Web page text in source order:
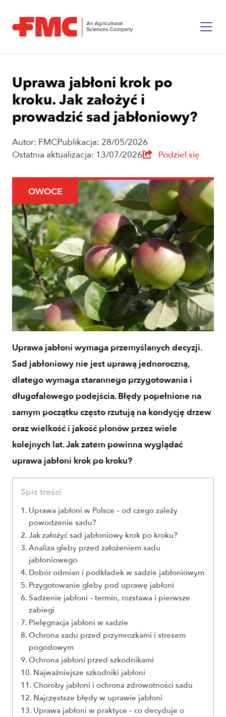
Uprawa jabłoni krok po
kroku. Jak założyć i
prowadzić sad jabłoniowy?
Autor: FMCPublikacja: 28/05/2026
Ostatnia aktualizacja: 13/07/2026
Podziel się
OWOCE
Uprawa jabłoni wymaga przemyślanych decyzji.
Sad jabłoniowy nie jest uprawą jednoroczną,
dlatego wymaga starannego przygotowania i
długofalowego podejścia. Błędy popełnione na
samym początku często rzutują na kondycję drzew
oraz wielkość i jakość plonów przez wiele
kolejnych lat. Jak zatem powinna wyglądać
uprawa jabłoni krok po kroku?
Spis treści
Uprawa jabłoni w Polsce – od czego zależy
powodzenie sadu?
Jak założyć sad jabłoniowy krok po kroku?
Analiza gleby przed założeniem sadu
jabłoniowego
Dobór odmian i podkładek w sadzie jabłoniowym
Przygotowanie gleby pod uprawę jabłoni
Sadzenie jabłoni – termin, rozstawa i pierwsze
zabiegi
Pielęgnacja jabłoni w sadzie
Ochrona sadu przed przymrozkami i stresem
pogodowym
Ochrona jabłoni przed szkodnikami
Najważniejsze szkodniki jabłoni
Choroby jabłoni i ochrona zdrowotności sadu
Najczęstsze błędy w uprawie jabłoni
Uprawa jabłoni w praktyce – co decyduje o